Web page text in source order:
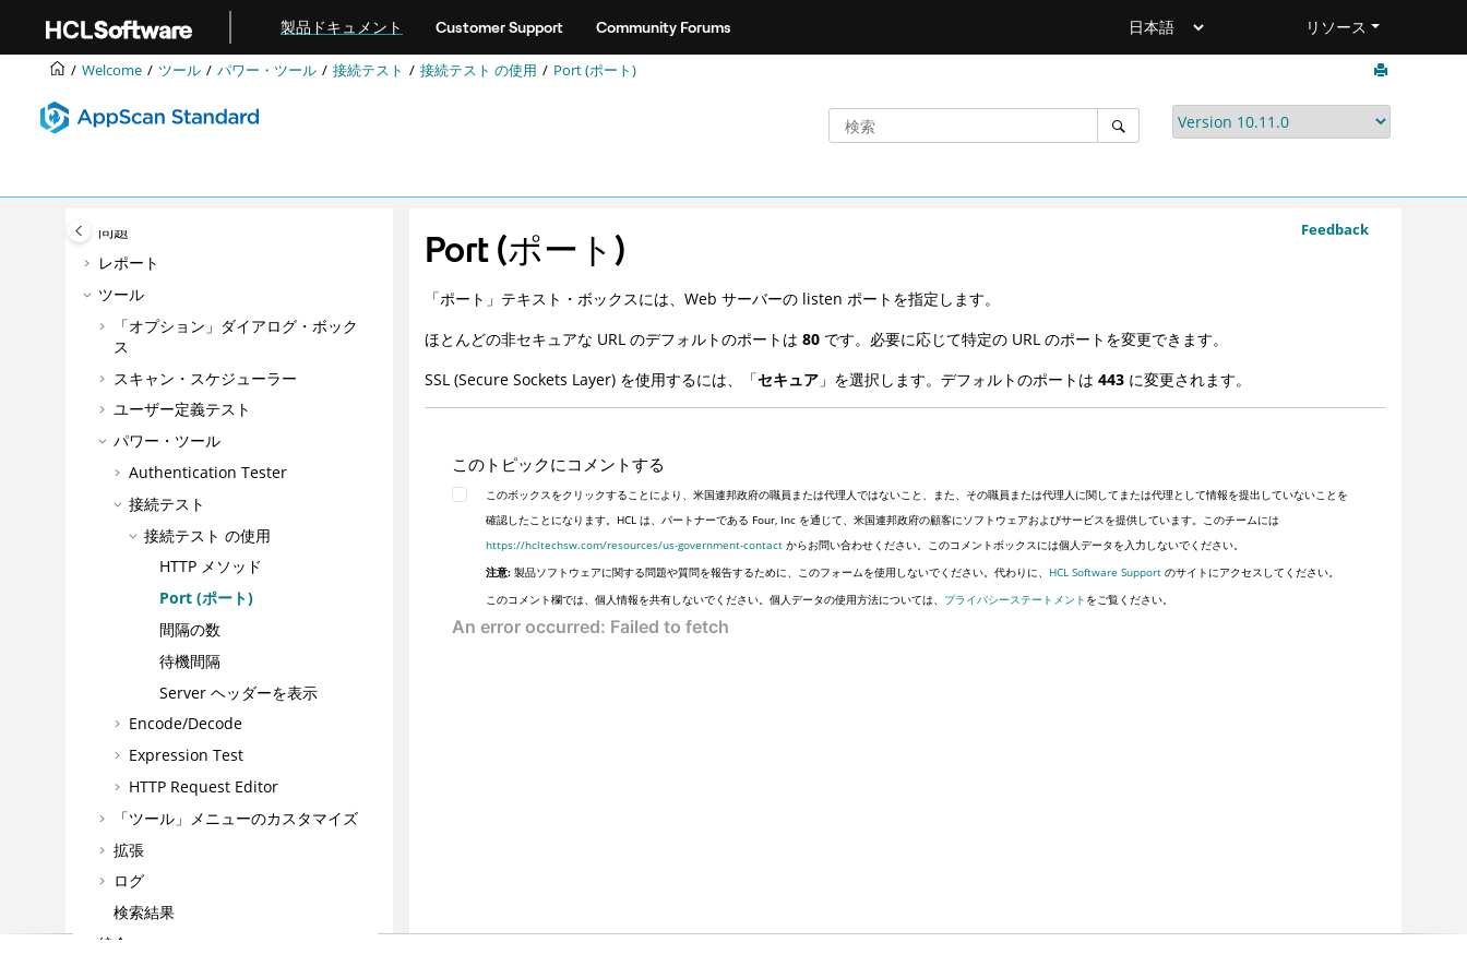
製品ドキュメント Customer Support Community Forums リソース
Welcome ツール パワー・ツール 接続テスト 接続テスト の使用 Port (ポート)
はじめに
構成
Intelligent Findings Analytics (IFA)
Data (データ)
問題
レポート
ツール
「オプション」ダイアログ・ボック
ス
スキャン・スケジューラー
ユーザー定義テスト
パワー・ツール
Authentication Tester
接続テスト
接続テスト の使用
HTTP メソッド
Port (ポート)
間隔の数
待機間隔
Server ヘッダーを表示
Encode/Decode
Expression Test
HTTP Request Editor
「ツール」メニューのカスタマイズ
拡張
ログ
検索結果
統合
Feedback
Port (ポート)
「ポート」テキスト・ボックスには、Web サーバーの listen ポートを指定します。
ほとんどの非セキュアな URL のデフォルトのポートは80 です。必要に応じて特定の URL のポートを変更できます。
SSL (Secure Sockets Layer) を使用するには、「セキュア 」を選択します。デフォルトのポートは443 に変更されます。
このトピックにコメントする
このボックスをクリックすることにより、米国連邦政府の職員または代理人ではないこと、また、その職員または代理人に関してまたは代理として情報を提出していないことを
確認したことになります。HCL は、パートナーである Four, Inc を通じて、米国連邦政府の顧客にソフトウェアおよびサービスを提供しています。このチームには
https://hcltechsw.com/resources/us-government-contact からお問い合わせください。このコメントボックスには個人データを入力しないでください。
注意: 製品ソフトウェアに関する問題や質問を報告するために、このフォームを使用しないでください。代わりに、 HCL Software Support のサイトにアクセスしてください。
このコメント欄では、個人情報を共有しないでください。個人データの使用方法については、 プライバシーステートメント をご覧ください。